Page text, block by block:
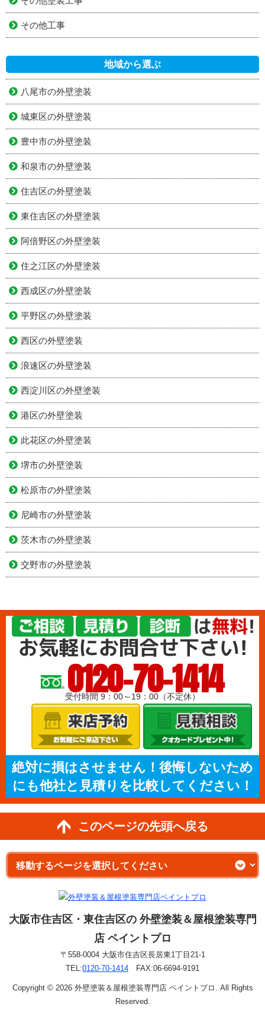
その他工事
地域から選ぶ
八尾市の外壁塗装
城東区の外壁塗装
豊中市の外壁塗装
和泉市の外壁塗装
住吉区の外壁塗装
東住吉区の外壁塗装
阿倍野区の外壁塗装
住之江区の外壁塗装
西成区の外壁塗装
平野区の外壁塗装
西区の外壁塗装
浪速区の外壁塗装
西淀川区の外壁塗装
港区の外壁塗装
此花区の外壁塗装
堺市の外壁塗装
松原市の外壁塗装
尼崎市の外壁塗装
茨木市の外壁塗装
交野市の外壁塗装
0120-70-1414
受付時間 9：00～19：00（不定休）
絶対に損はさせません！後悔しないため
にも他社と見積りを比較してください！
このページの先頭へ戻る
大阪市住吉区・東住吉区の 外壁塗装＆屋根塗装専門
店 ペイントプロ
〒558-0004 大阪市住吉区長居東1丁目21-1
TEL:0120-70-1414 FAX:06-6694-9191
Copyright © 2026 外壁塗装＆屋根塗装専門店 ペイントプロ. All Rights
Reserved.